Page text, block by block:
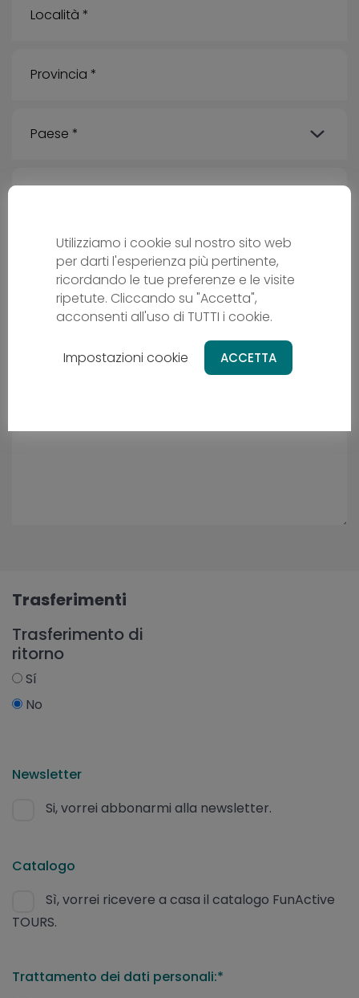
Trasferimenti
Trasferimento di
ritorno
Sí
No
Newsletter
Si, vorrei abbonarmi alla newsletter.
Catalogo
Sì, vorrei ricevere a casa il catalogo FunActive
TOURS.
Trattamento dei dati personali:*
Utilizziamo i cookie sul nostro sito web
per darti l'esperienza più pertinente,
ricordando le tue preferenze e le visite
ripetute. Cliccando su "Accetta",
acconsenti all'uso di TUTTI i cookie.
Impostazioni cookie ACCETTA